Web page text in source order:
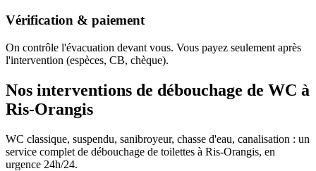
Vérification & paiement
On contrôle l'évacuation devant vous. Vous payez seulement après
l'intervention (espèces, CB, chèque).
Nos interventions de débouchage de WC à
Ris-Orangis
WC classique, suspendu, sanibroyeur, chasse d'eau, canalisation : un
service complet de débouchage de toilettes à Ris-Orangis, en
urgence 24h/24.